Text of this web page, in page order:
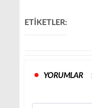
ETİKETLER:
YORUMLAR